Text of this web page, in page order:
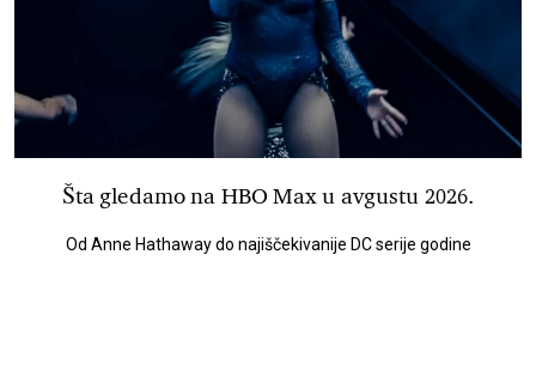
Šta gledamo na HBO Max u avgustu 2026.
Od Anne Hathaway do najiščekivanije DC serije godine